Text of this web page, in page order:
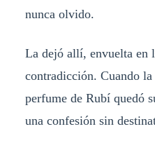
nunca olvido.
La dejó allí, envuelta en
contradicción. Cuando
perfume de Rubí quedó
una confesión sin